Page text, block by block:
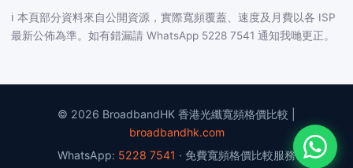
ℹ️ 本頁部分資料來自公開資源，實際寬頻覆蓋、速度及月費以各 ISP
最新公佈為準。如有錯漏請 WhatsApp 5228 7541 通知我哋更正。
© 2026 BroadbandHK 香港光纖寬頻格價比較 |
broadbandhk.com
WhatsApp: 5228 7541 · 免費寬頻格價比較服務